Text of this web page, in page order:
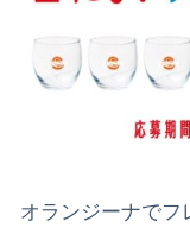
オランジーナでフ